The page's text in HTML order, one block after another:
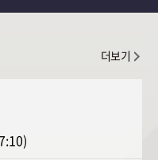
더보기